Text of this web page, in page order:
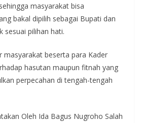
masyarakat bisa
bakal dipilih sebagai Bupati dan
sesuai pilihan hati.
masyarakat beserta para Kader
hasutan maupun fitnah yang
perpecahan di tengah-tengah
Oleh Ida Bagus Nugroho Salah